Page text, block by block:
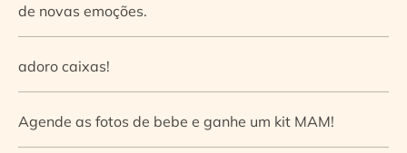
de novas emoções.
adoro caixas!
Agende as fotos de bebe e ganhe um kit MAM!